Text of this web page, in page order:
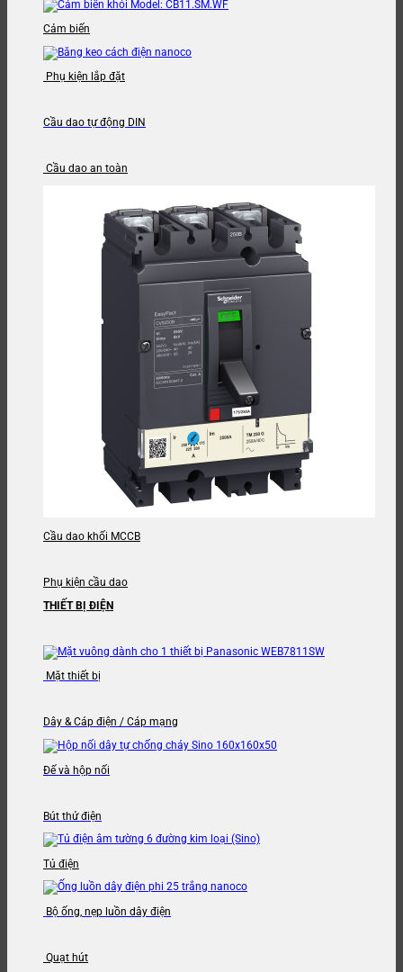
Cảm biến
Phụ kiện lắp đặt
Cầu dao tự động DIN
Cầu dao an toàn
Cầu dao khối MCCB
Phụ kiện cầu dao
THIẾT BỊ ĐIỆN
Mặt thiết bị
Dây & Cáp điện / Cáp mạng
Đế và hộp nối
Bút thử điện
Tủ điện
Bộ ống, nẹp luồn dây điện
Quạt hút